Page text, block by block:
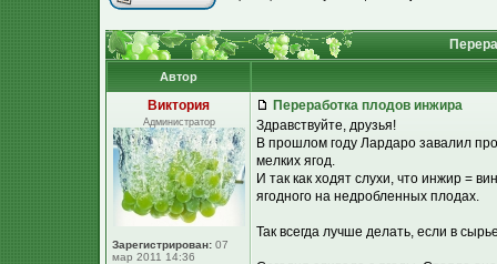
Автор
Виктория
Администратор
Зарегистрирован: 07
мар 2011 14:36
Переработка плодов инжира
Здравствуйте, друзья!
В прошлом году Лардаро завалил
мелких ягод.
И так как ходят слухи, что инжир =
ягодного на недробленных плодах.
Так всегда лучше делать, если в